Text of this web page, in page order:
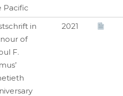
Pacific
in
of
F.
2021